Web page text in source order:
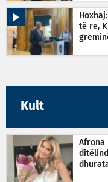
të re,
Kult
Afrona